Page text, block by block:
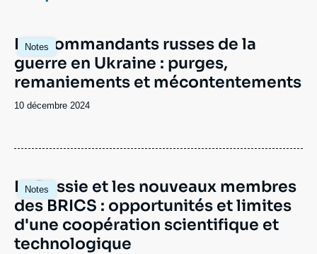
Se connecter
Nous soutenir
Notes
Image
principale
Les commandants russes de la
guerre en Ukraine : purges,
remaniements et mécontentements
Date
10 décembre 2024
Notes
Image
principale
La Russie et les nouveaux membres
des BRICS : opportunités et limites
d'une coopération scientifique et
technologique